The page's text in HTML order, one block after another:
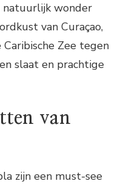
natuurlijk wonder
van Curaçao,
Zee tegen
slaat en prachtige
van
zijn een must-see